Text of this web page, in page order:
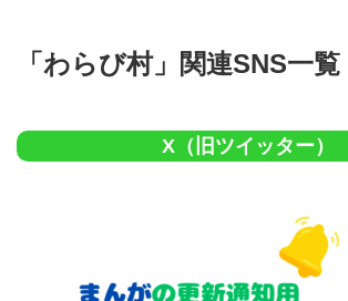
「わらび村」関連SNS一覧
X（旧ツイッター）